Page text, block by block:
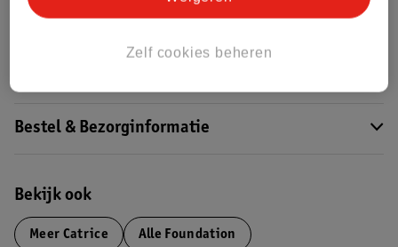
Dit product heeft (nog) geen Nature
Meer informatie
Bestel & Bezorginformatie
Bekijk ook
Meer Catrice Alle Foundation
Zelf cookies beheren